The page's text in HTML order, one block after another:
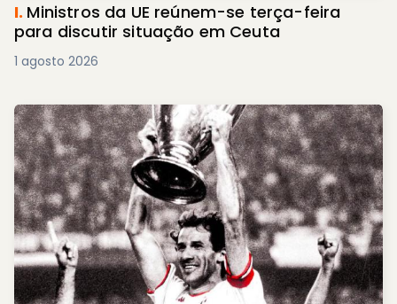
I. Ministros da UE reúnem-se terça-feira
para discutir situação em Ceuta
1 agosto 2026